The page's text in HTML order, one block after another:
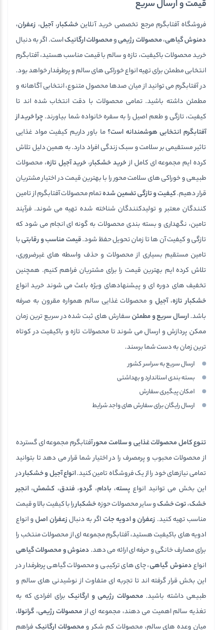
قیمت و ارسال سریع
فروشگاه آفتابگرم مرجع تخصصی خرید آنلاینخشکبار،آجیل، زعفران،
دمنوش گیاهی،محصولات رژیمیومحصولات ارگانیکاست. اگر به دنبال
خرید محصولات باکیفیت، تازه و سالم با قیمت مناسب هستید، آفتابگرم
انتخابی مطمئن برای تهیه انواع خوراکی های سالم و پرطرفدار خواهد بود.
در آفتابگرم می توانید از میان صدها محصول متنوع، انتخابی آگاهانه و
مطمئن داشته باشید. تمامی محصولات با دقت انتخاب شده اند تا
کیفیت، تازگی و طعم اصیل را به سفره خانواده شما بیاورند.چرا خرید از
آفتابگرم انتخابی هوشمندانه است؟ ما باور داریم کیفیت مواد غذایی
تاثیر مستقیمی بر سلامت و سبک زندگی افراد دارد. به همین دلیل تلاش
کرده ایم مجموعه ای کامل ازخرید خشکبار، خرید آجیل تازه، محصولات
طبیعی و خوراکی های سلامت محور را با بهترین قیمت در اختیار مشتریان
قرار دهیم.کیفیت و تازگی تضمین شدهتمام محصولات آفتابگرم از تامین
کنندگان معتبر و تولیدکنندگان شناخته شده تهیه می شوند. فرآیند
تامین، نگهداری و بسته بندی محصولات به گونه ای انجام می شود که
تازگی و کیفیت آن ها تا زمان تحویل حفظ شود.قیمت مناسب و رقابتیبا
تامین مستقیم بسیاری از محصولات و حذف واسطه های غیرضروری،
تلاش کرده ایم بهترین قیمت را برای مشتریان فراهم کنیم. همچنین
تخفیف های دوره ای و پیشنهادهای ویژه باعث می شوند خرید انواع
خشکبار تازه،آجیلو محصولات غذایی سالم همواره مقرون به صرفه
باشد.ارسال سریع و مطمئنسفارش های ثبت شده در سریع ترین زمان
ممکن پردازش و ارسال می شوند تا محصولات تازه و باکیفیت در کوتاه
ترین زمان به دست شما برسند.
ارسال سریع به سراسر کشور
بسته بندی استاندارد و بهداشتی
امکان پیگیری سفارش
ارسال رایگان برای سفارش های واجد شرایط
تنوع کامل محصولات غذایی و سلامت محورآفتابگرم مجموعه ای گسترده
از محصولات محبوب و پرمصرف را در اختیار شما قرار می دهد تا بتوانید
تمامی نیازهای خود را از یک فروشگاه تامین کنید.انواع آجیل و خشکباردر
این بخش می توانید انواع پسته، بادام، گردو،فندق، کشمش، انجیر
خشک،توت خشکو سایر محصولات حوزهخشکباررا با کیفیت بالا و قیمت
مناسب تهیه کنید. زعفران و ادویه جاتاگر به دنبالزعفران اصلو انواع
ادویه های باکیفیت هستید، آفتابگرم مجموعه ای از محصولات منتخب را
برای مصارف خانگی و حرفه ای ارائه می دهد. دمنوش و محصولات گیاهی
انواعدمنوش گیاهی، چای های ترکیبی و محصولات گیاهی پرطرفدار در
این بخش قرار گرفته اند تا تجربه ای متفاوت از نوشیدنی های سالم و
طبیعی داشته باشید.محصولات رژیمی و ارگانیک برای افرادی که به
تغذیه سالم اهمیت می دهند، مجموعه ای ازمحصولات رژیمی، گرانولا،
میان وعده های سالم، محصولات کم شکر ومحصولات ارگانیکفراهم